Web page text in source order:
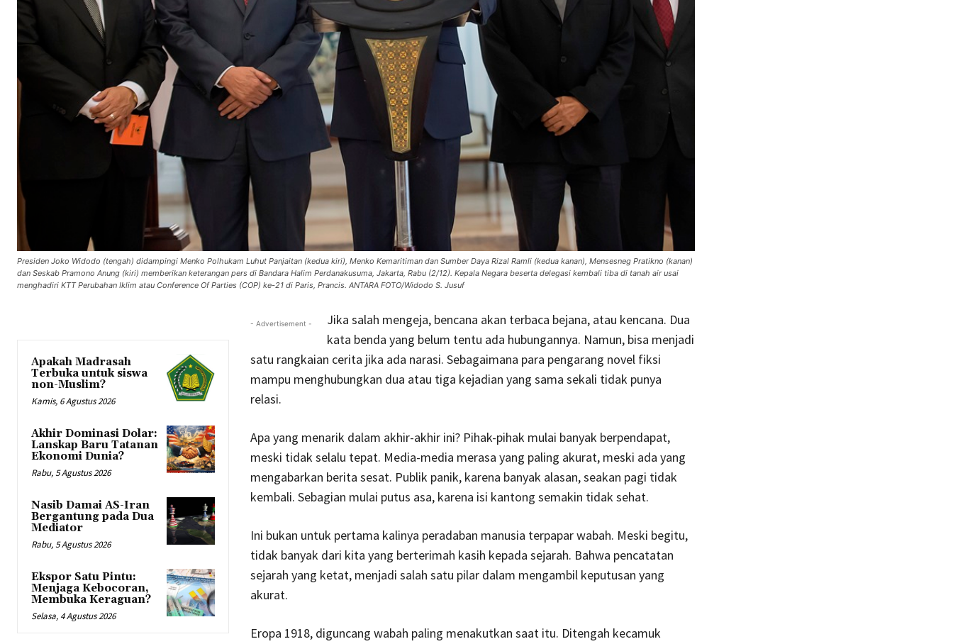
Presiden Joko Widodo (tengah) didampingi Menko Polhukam Luhut Panjaitan (kedua kiri), Menko Kemaritiman dan Sumber Daya Rizal Ramli (kedua kanan), Mensesneg Pratikno (kanan)
dan Seskab Pramono Anung (kiri) memberikan keterangan pers di Bandara Halim Perdanakusuma, Jakarta, Rabu (2/12). Kepala Negara beserta delegasi kembali tiba di tanah air usai
menghadiri KTT Perubahan Iklim atau Conference Of Parties (COP) ke-21 di Paris, Prancis. ANTARA FOTO/Widodo S. Jusuf
Apakah Madrasah
Terbuka untuk siswa
non-Muslim?
Kamis, 6 Agustus 2026
Akhir Dominasi Dolar:
Lanskap Baru Tatanan
Ekonomi Dunia?
Rabu, 5 Agustus 2026
Nasib Damai AS-Iran
Bergantung pada Dua
Mediator
Rabu, 5 Agustus 2026
Ekspor Satu Pintu:
Menjaga Kebocoran,
Membuka Keraguan?
Selasa, 4 Agustus 2026
- Advertisement -
Jika salah mengeja, bencana akan terbaca bejana, atau kencana. Dua
kata benda yang belum tentu ada hubungannya. Namun, bisa menjadi
satu rangkaian cerita jika ada narasi. Sebagaimana para pengarang novel fiksi
mampu menghubungkan dua atau tiga kejadian yang sama sekali tidak punya
relasi.
Apa yang menarik dalam akhir-akhir ini? Pihak-pihak mulai banyak berpendapat,
meski tidak selalu tepat. Media-media merasa yang paling akurat, meski ada yang
mengabarkan berita sesat. Publik panik, karena banyak alasan, seakan pagi tidak
kembali. Sebagian mulai putus asa, karena isi kantong semakin tidak sehat.
Ini bukan untuk pertama kalinya peradaban manusia terpapar wabah. Meski begitu,
tidak banyak dari kita yang berterimah kasih kepada sejarah. Bahwa pencatatan
sejarah yang ketat, menjadi salah satu pilar dalam mengambil keputusan yang
akurat.
Eropa 1918, diguncang wabah paling menakutkan saat itu. Ditengah kecamuk